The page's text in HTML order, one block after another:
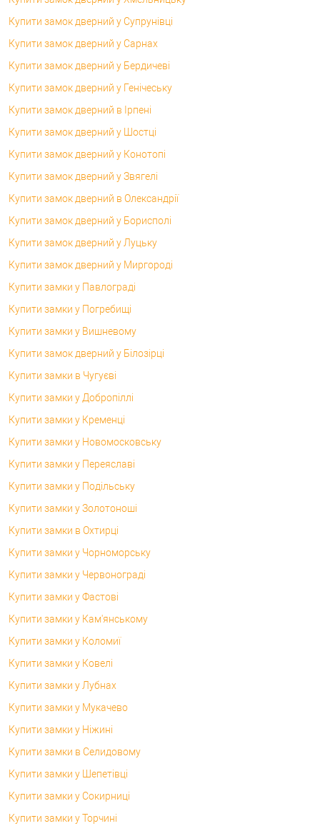
Купити замок дверний у Супрунівці
Купити замок дверний у Сарнах
Купити замок дверний у Бердичеві
Купити замок дверний у Генічеську
Купити замок дверний в Ірпені
Купити замок дверний у Шостці
Купити замок дверний у Конотопі
Купити замок дверний у Звягелі
Купити замок дверний в Олександрії
Купити замок дверний у Борисполі
Купити замок дверний у Луцьку
Купити замок дверний у Миргороді
Купити замки у Павлограді
Купити замки у Погребищі
Купити замки у Вишневому
Купити замок дверний у Білозірці
Купити замки в Чугуєві
Купити замки у Добропіллі
Купити замки у Кременці
Купити замки у Новомосковську
Купити замки у Переяславі
Купити замки у Подільську
Купити замки у Золотоноші
Купити замки в Охтирці
Купити замки у Чорноморську
Купити замки у Червонограді
Купити замки у Фастові
Купити замки у Кам'янському
Купити замки у Коломиї
Купити замки у Ковелі
Купити замки у Лубнах
Купити замки у Мукачево
Купити замки у Ніжині
Купити замки в Селидовому
Купити замки у Шепетівці
Купити замки у Сокирниці
Купити замки у Торчині